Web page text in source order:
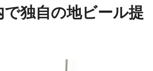
独自の地ビール提